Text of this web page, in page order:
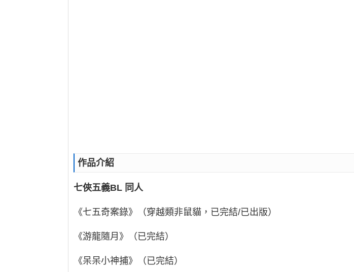
作品介紹
七俠五義BL 同人
《七五奇案錄》（穿越類非鼠貓，已完結/已出版）
《游龍隨月》（已完結）
《呆呆小神捕》（已完結）